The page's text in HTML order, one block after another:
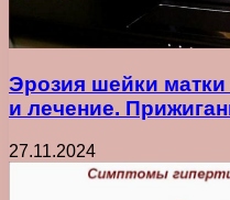
Эрозия шейки
и лечение.
27.11.2024